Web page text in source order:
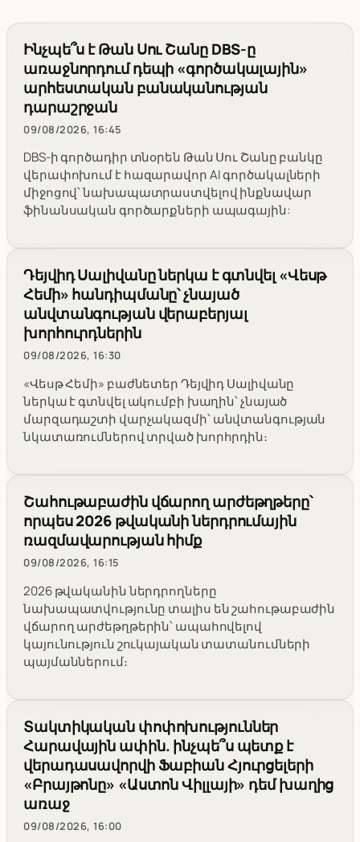
Ինչպե՞ս է Թան Սու Շանը DBS-ը
առաջնորդում դեպի «գործակալային»
արհեստական բանականության
դարաշրջան
09/08/2026, 16:45
DBS-ի գործադիր տնօրեն Թան Սու Շանը բանկը
վերափոխում է հազարավոր AI գործակալների
միջոցով՝ նախապատրաստվելով ինքնավար
ֆինանսական գործարքների ապագային:
Դեյվիդ Սալիվանը ներկա է գտնվել «Վեսթ
Հեմի» հանդիպմանը՝ չնայած
անվտանգության վերաբերյալ
խորհուրդներին
09/08/2026, 16:30
«Վեսթ Հեմի» բաժնետեր Դեյվիդ Սալիվանը
ներկա է գտնվել ակումբի խաղին՝ չնայած
մարզադաշտի վարչակազմի՝ անվտանգության
նկատառումներով տրված խորհրդին։
Շահութաբաժին վճարող արժեթղթերը՝
որպես 2026 թվականի ներդրումային
ռազմավարության հիմք
09/08/2026, 16:15
2026 թվականին ներդրողները
նախապատվությունը տալիս են շահութաբաժին
վճարող արժեթղթերին՝ ապահովելով
կայունություն շուկայական տատանումների
պայմաններում։
Տակտիկական փոփոխություններ
Հարավային ափին. ինչպե՞ս պետք է
վերադասավորվի Ֆաբիան Հյուրցելերի
«Բրայթոնը» «Աստոն Վիլլայի» դեմ խաղից
առաջ
09/08/2026, 16:00